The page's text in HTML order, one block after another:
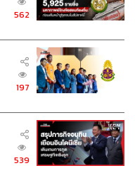
562
197
539